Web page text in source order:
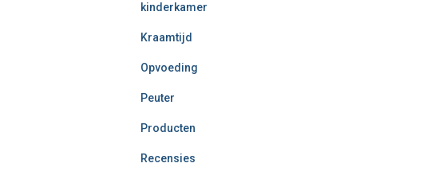
kinderkamer
Kraamtijd
Opvoeding
Peuter
Producten
Recensies